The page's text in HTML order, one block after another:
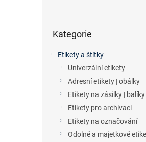
kategorie
Kategorie
Etikety a štítky
Univerzální etikety
Adresní etikety | obálky
Etikety na zásilky | balíky
Etikety pro archivaci
Etikety na označování
Odolné a majetkové